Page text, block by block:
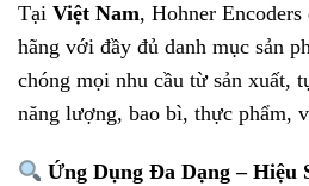
Tại Việt Nam, Hohner
hãng với đầy đủ danh mục sản
chóng mọi nhu cầu từ sản xuất,
năng lượng, bao bì, thực phẩm,
Ứng Dụng Đa Dạng – Hiệu